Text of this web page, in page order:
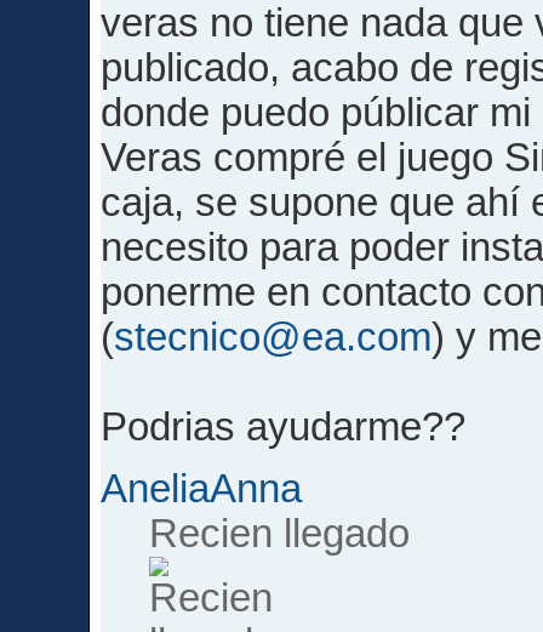
veras no tiene nada que
publicado, acabo de
donde puedo públicar
Veras compré el juego
caja, se supone que ahí
necesito para poder
ponerme en contacto
(stecnico@ea.com) y
Podrias ayudarme??
AneliaAnna
Recien llegado